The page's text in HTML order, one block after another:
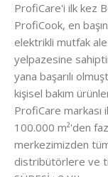
ProfiCare'i ilk kez
ProfiCook, en
elektrikli mutfak
yelpazesine
yana başarılı
kişisel bakım
ProfiCare
100.000 m²'den
merkezimizden
distribütörlere ve